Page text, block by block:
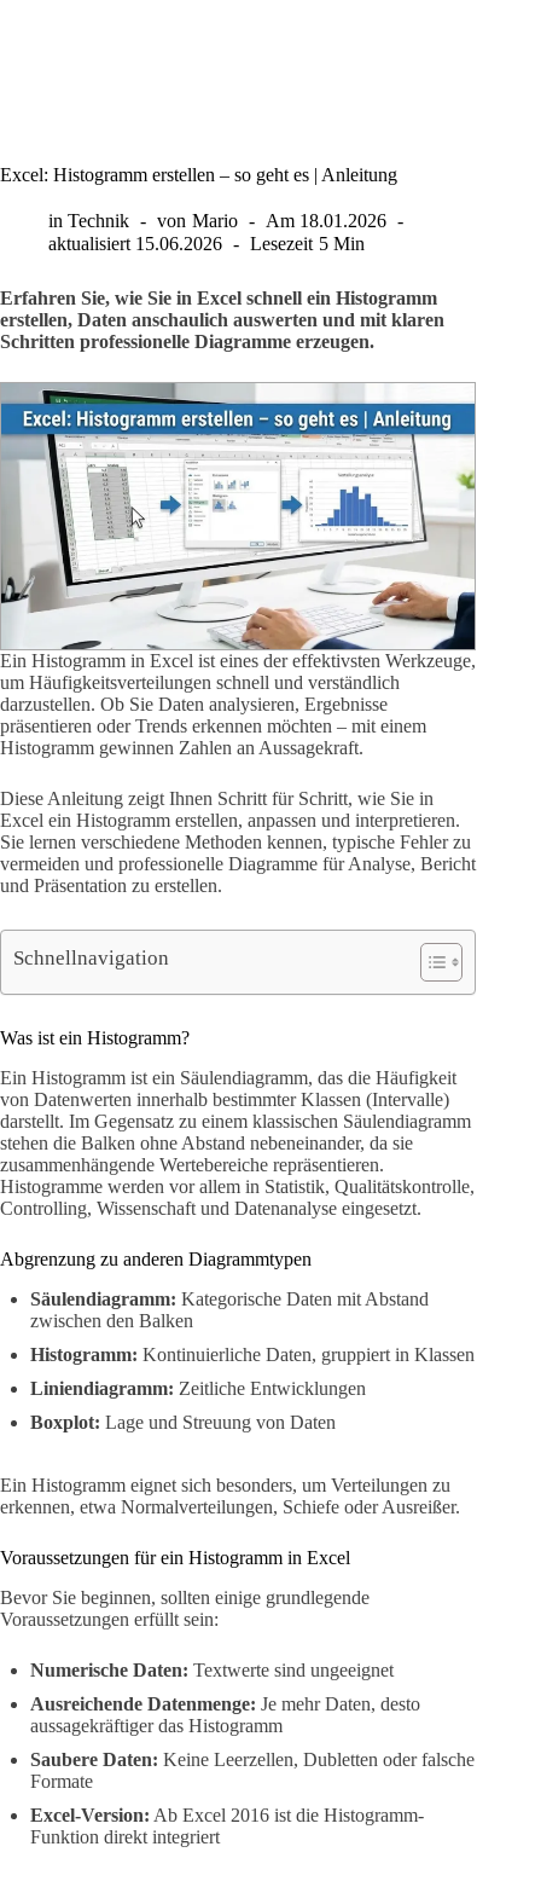
Excel: Histogramm erstellen – so geht es | Anleitung
in Technik von Mario Am 18.01.2026
aktualisiert 15.06.2026 Lesezeit 5 Min
Erfahren Sie, wie Sie in Excel schnell ein Histogramm
erstellen, Daten anschaulich auswerten und mit klaren
Schritten professionelle Diagramme erzeugen.
Ein Histogramm in Excel ist eines der effektivsten Werkzeuge,
um Häufigkeitsverteilungen schnell und verständlich
darzustellen. Ob Sie Daten analysieren, Ergebnisse
präsentieren oder Trends erkennen möchten – mit einem
Histogramm gewinnen Zahlen an Aussagekraft.
Diese Anleitung zeigt Ihnen Schritt für Schritt, wie Sie in
Excel ein Histogramm erstellen, anpassen und interpretieren.
Sie lernen verschiedene Methoden kennen, typische Fehler zu
vermeiden und professionelle Diagramme für Analyse, Bericht
und Präsentation zu erstellen.
Schnellnavigation
Was ist ein Histogramm?
Ein Histogramm ist ein Säulendiagramm, das die Häufigkeit
von Datenwerten innerhalb bestimmter Klassen (Intervalle)
darstellt. Im Gegensatz zu einem klassischen Säulendiagramm
stehen die Balken ohne Abstand nebeneinander, da sie
zusammenhängende Wertebereiche repräsentieren.
Histogramme werden vor allem in Statistik, Qualitätskontrolle,
Controlling, Wissenschaft und Datenanalyse eingesetzt.
Abgrenzung zu anderen Diagrammtypen
Säulendiagramm: Kategorische Daten mit Abstand
zwischen den Balken
Histogramm: Kontinuierliche Daten, gruppiert in Klassen
Liniendiagramm: Zeitliche Entwicklungen
Boxplot: Lage und Streuung von Daten
Ein Histogramm eignet sich besonders, um Verteilungen zu
erkennen, etwa Normalverteilungen, Schiefe oder Ausreißer.
Voraussetzungen für ein Histogramm in Excel
Bevor Sie beginnen, sollten einige grundlegende
Voraussetzungen erfüllt sein:
Numerische Daten: Textwerte sind ungeeignet
Ausreichende Datenmenge: Je mehr Daten, desto
aussagekräftiger das Histogramm
Saubere Daten: Keine Leerzellen, Dubletten oder falsche
Formate
Excel-Version: Ab Excel 2016 ist die Histogramm-
Funktion direkt integriert